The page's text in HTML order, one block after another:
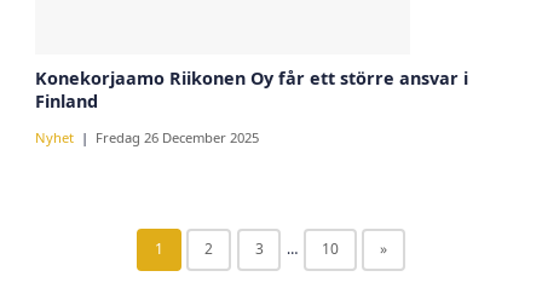
Konekorjaamo Riikonen Oy får ett större ansvar i
Finland
Nyhet Fredag 26 December 2025
1 2 3 … 10 »